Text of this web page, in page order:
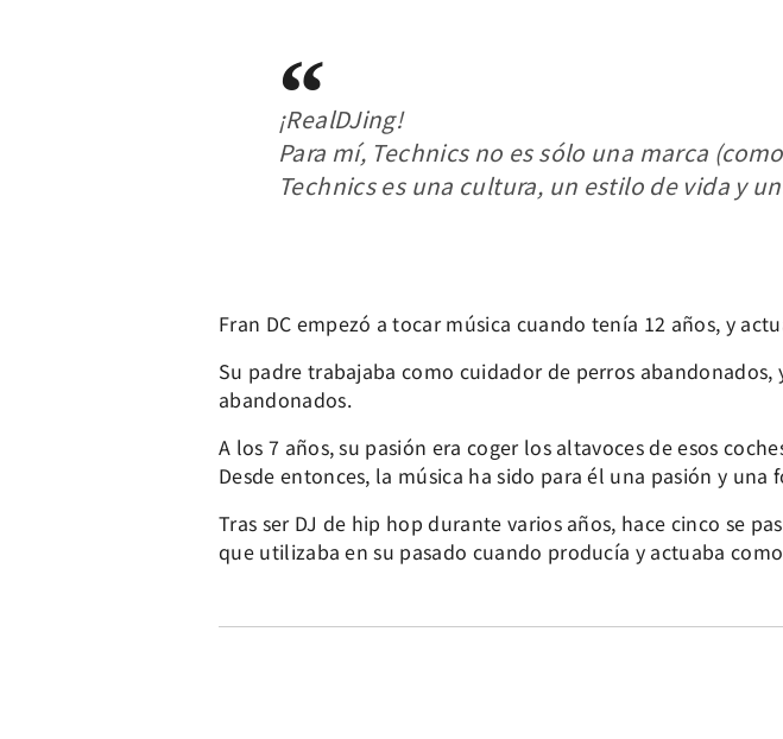
¡RealDJing!
Para mí, Technics no es sólo una marca
Technics es una cultura, un estilo de vida y
Fran DC empezó a tocar música cuando tenía 12 años, y
Su padre trabajaba como cuidador de perros
abandonados.
A los 7 años, su pasión era coger los altavoces de esos
Desde entonces, la música ha sido para él una pasión y una
Tras ser DJ de hip hop durante varios años, hace cinco se
que utilizaba en su pasado cuando producía y actuaba